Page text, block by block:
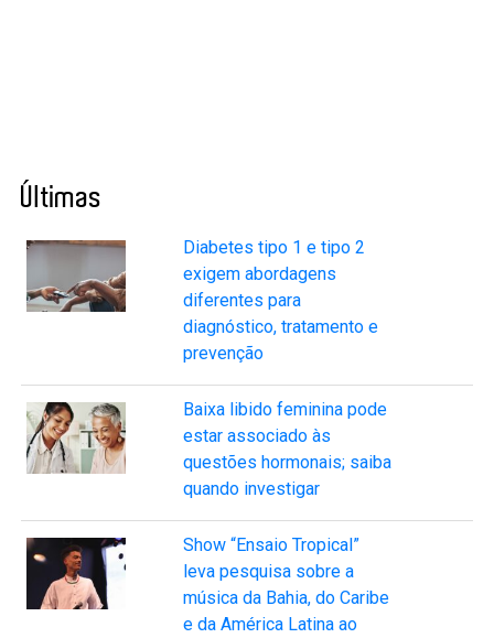
Últimas
Diabetes tipo 1 e tipo 2
exigem abordagens
diferentes para
diagnóstico, tratamento e
prevenção
Baixa libido feminina pode
estar associado às
questões hormonais; saiba
quando investigar
Show “Ensaio Tropical”
leva pesquisa sobre a
música da Bahia, do Caribe
e da América Latina ao